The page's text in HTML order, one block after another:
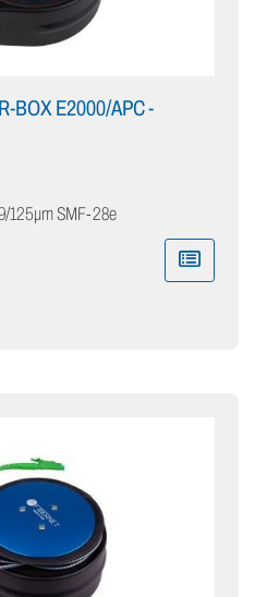
BOX E2000/APC -
125µm SMF-28e